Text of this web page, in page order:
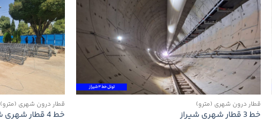
قطار درون شهری (مترو)
خط 3 قطار شهری شیراز
قطار درون شهری (مترو)
خط 4 قطار شهری شیراز